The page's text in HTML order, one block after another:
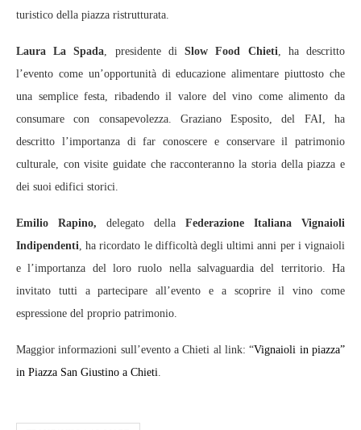
turistico della piazza ristrutturata.
Laura La Spada, presidente diSlow Food Chieti, ha descritto
l’evento come un’opportunità di educazione alimentare piuttosto che
una semplice festa, ribadendo il valore del vino come alimento da
consumare con consapevolezza. Graziano Esposito, del FAI, ha
descritto l’importanza di far conoscere e conservare il patrimonio
culturale, con visite guidate che racconteranno la storia della piazza e
dei suoi edifici storici.
Emilio Rapino, delegato della Federazione Italiana Vignaioli
Indipendenti, ha ricordato le difficoltà degli ultimi anni per i vignaioli
e l’importanza del loro ruolo nella salvaguardia del territorio. Ha
invitato tutti a partecipare all’evento e a scoprire il vino come
espressione del proprio patrimonio.
Maggior informazioni sull’evento a Chieti al link: “Vignaioli in piazza”
in Piazza San Giustino a Chieti.